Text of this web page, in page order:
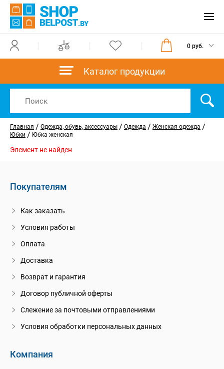
0 руб.
Каталог продукции
Главная / Одежда, обувь, аксессуары / Одежда / Женская одежда /
Юбки / Юбка женская
Элемент не найден
Покупателям
Как заказать
Условия работы
Оплата
Доставка
Возврат и гарантия
Договор публичной оферты
Слежение за почтовыми отправлениями
Условия обработки персональных данных
Компания